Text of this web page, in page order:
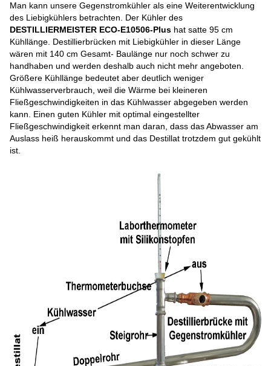
Man kann unsere Gegenstromkühler als eine Weiterentwicklung
des Liebigkühlers betrachten. Der Kühler des
DESTILLIERMEISTER ECO-E10506-Plus hat satte 95 cm
Kühllänge. Destillierbrücken mit Liebigkühler in dieser Länge
wären mit 140 cm Gesamt- Baulänge nur noch schwer zu
handhaben und werden deshalb auch nicht mehr angeboten.
Größere Kühllänge bedeutet aber deutlich weniger
Kühlwasserverbrauch, weil die Wärme bei kleineren
Fließgeschwindigkeiten in das Kühlwasser abgegeben werden
kann. Einen guten Kühler mit optimal eingestellter
Fließgeschwindigkeit erkennt man daran, dass das Abwasser am
Auslass heiß herauskommt und das Destillat trotzdem gut gekühlt
ist.